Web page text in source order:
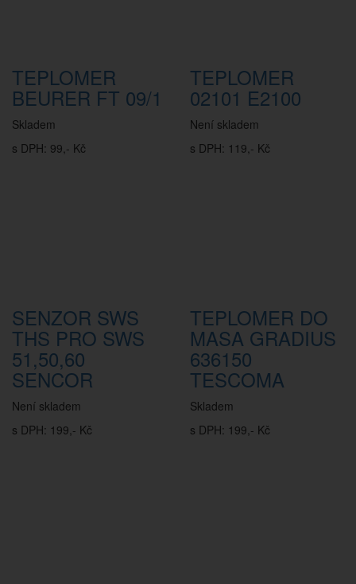
TEPLOMER
BEURER FT 09/1
Skladem
s DPH: 99,- Kč
TEPLOMER
02101 E2100
Není skladem
s DPH: 119,- Kč
SENZOR SWS
THS PRO SWS
51,50,60
SENCOR
Není skladem
s DPH: 199,- Kč
TEPLOMER DO
MASA GRADIUS
636150
TESCOMA
Skladem
s DPH: 199,- Kč